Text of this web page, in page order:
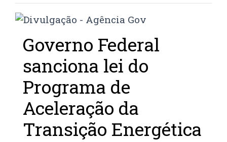
Governo Federal
sanciona lei do
Programa de
Aceleração da
Transição Energética